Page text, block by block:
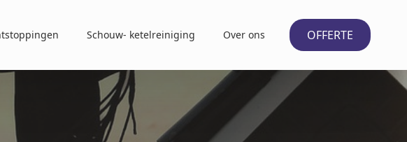
Schouw- ketelreiniging Over ons OFFERTE